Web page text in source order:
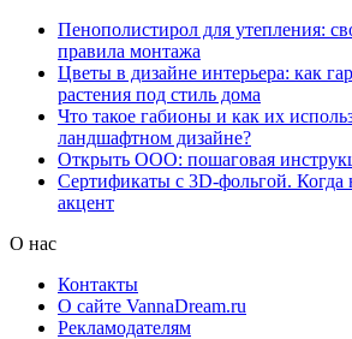
Пенополистирол для утепления:
правила монтажа
Цветы в дизайне интерьера: как
растения под стиль дома
Что такое габионы и как их
ландшафтном дизайне?
Открыть ООО: пошаговая
Сертификаты с 3D-фольгой.
акцент
О нас
Контакты
О сайте VannaDream.ru
Рекламодателям